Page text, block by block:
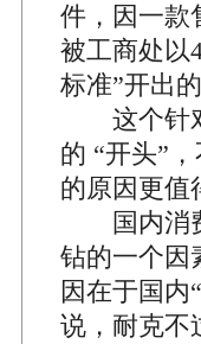
件，因一款
被工商处以
标准”开出
这个针对
的 “开头”
的原因更值
国内消费
钻的一个因
因在于国内
说，耐克不